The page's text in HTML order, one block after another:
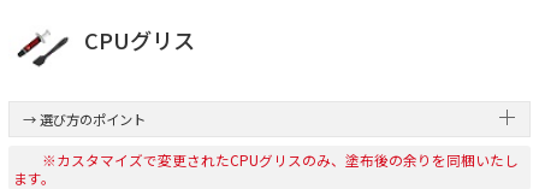
CPUグリス
→ 選び方のポイント
※カスタマイズで変更されたCPUグリスのみ、塗布後の余りを同梱いたし
ます。